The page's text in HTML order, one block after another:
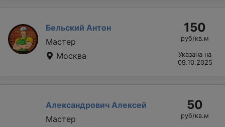
Бельский Антон
Мастер
Москва
150
руб/кв.м
Указана на
09.10.2025
Александрович Алексей
Мастер
50
руб/кв.м